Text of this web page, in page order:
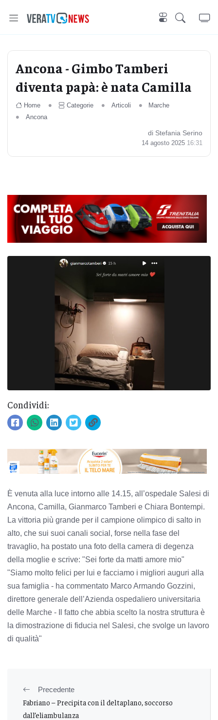
Ancona - Gimbo Tamberi
diventa papà: è nata Camilla
Home Categorie Articoli
Marche
Ancona
di Stefania Serino
14 agosto 2025 16:31
Condividi:
È venuta alla luce intorno alle 14.15, all’ospedale Salesi di
Ancona, Camilla, Gianmarco Tamberi e Chiara Bontempi.
La vittoria più grande per il campione olimpico di salto in
alto, che sui suoi canali social, forse nella fase del
travaglio, ha postato una foto della camera di degenza
della moglie e scrive: "Sei forte da matti amore mio"
"Siamo molto felici per lui e facciamo i migliori auguri alla
sua famiglia - ha commentato Marco Armando Gozzini,
direttore generale dell’Azienda ospedaliero universitaria
delle Marche - Il fatto che abbia scelto la nostra struttura è
la dimostrazione di fiducia nel Salesi, che svolge un lavoro
di qualità"
Precedente
Fabriano – Precipita con il deltaplano, soccorso
dall’eliambulanza